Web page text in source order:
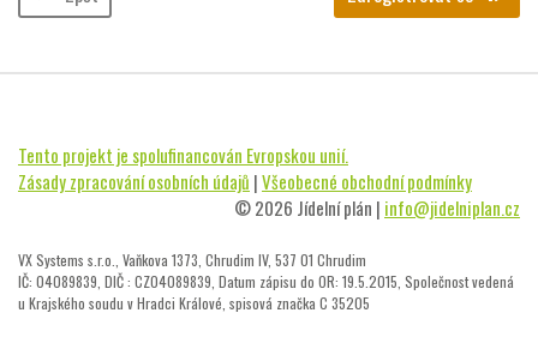
Tento projekt je spolufinancován Evropskou unií.
Zásady zpracování osobních údajů |Všeobecné obchodní podmínky
© 2026 Jídelní plán | info@jidelniplan.cz
VX Systems s.r.o., Vaňkova 1373, Chrudim IV, 537 01 Chrudim
IČ: 04089839, DIČ : CZ04089839, Datum zápisu do OR: 19.5.2015, Společnost vedená
u Krajského soudu v Hradci Králové, spisová značka C 35205